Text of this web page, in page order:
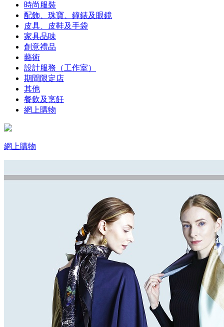
時尚服裝
配飾、珠寶、鐘錶及眼鏡
皮具、皮鞋及手袋
家具品味
創意禮品
藝術
設計服務（工作室）
期間限定店
其他
餐飲及烹飪
網上購物
網上購物